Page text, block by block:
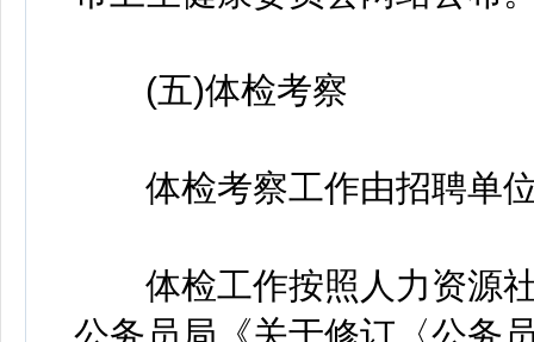
(五)体检考察
体检考察工作由招聘单
体检工作按照人力资源社